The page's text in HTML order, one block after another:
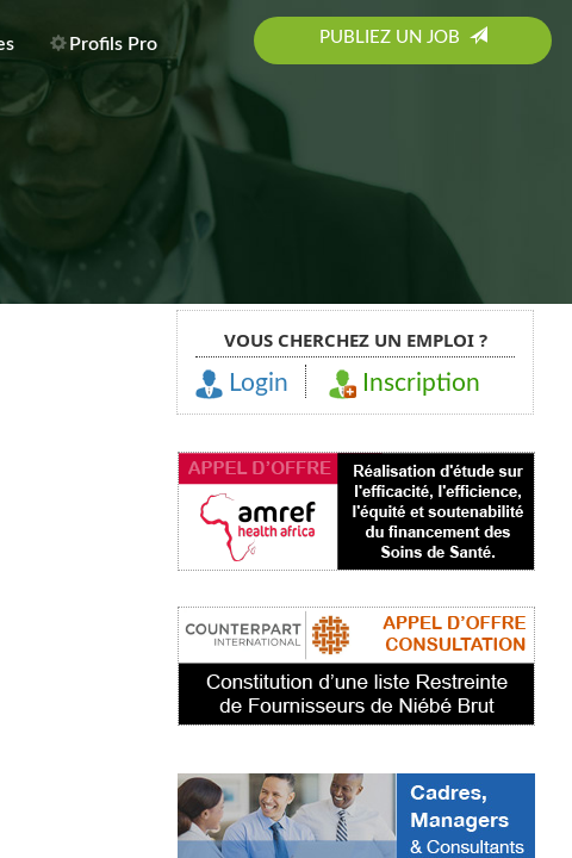
Profils Pro PUBLIEZ UN JOB
VOUS CHERCHEZ UN EMPLOI ?
Login Inscription